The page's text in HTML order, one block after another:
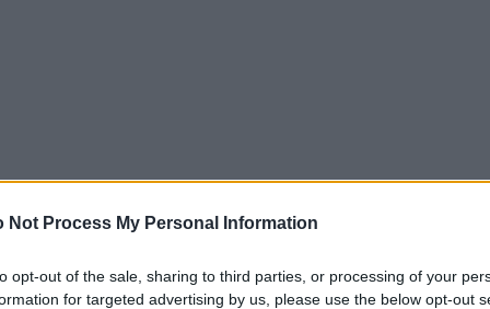
Not Process My Personal Information
opt-out of the sale, sharing to third parties, or processing of your
for targeted advertising by us, please use the below opt-out